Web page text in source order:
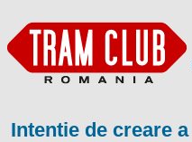
Intentie de creare